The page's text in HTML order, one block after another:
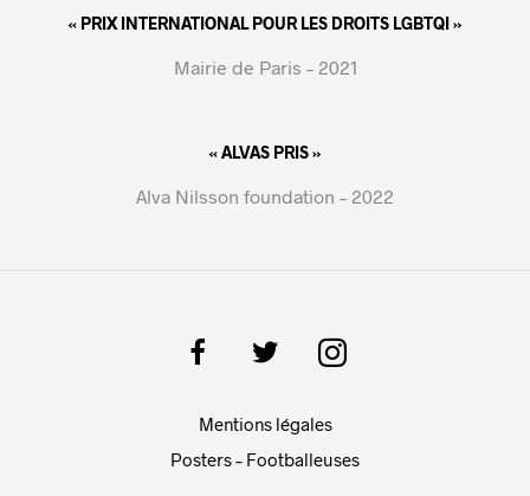
« PRIX INTERNATIONAL POUR LES DROITS LGBTQI »
Mairie de Paris – 2021
« ALVAS PRIS »
Alva Nilsson foundation – 2022
Mentions légales
Posters – Footballeuses